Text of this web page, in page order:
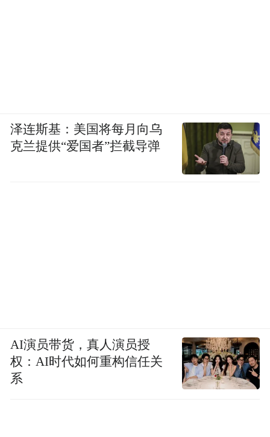
泽连斯基：美国将每月向乌
克兰提供“爱国者”拦截导弹
AI演员带货，真人演员授
权：AI时代如何重构信任关
系